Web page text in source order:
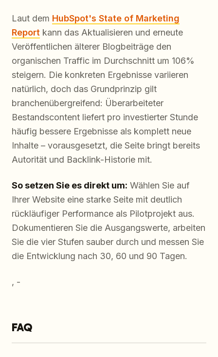
Laut dem HubSpot's State of Marketing
Report kann das Aktualisieren und erneute
Veröffentlichen älterer Blogbeiträge den
organischen Traffic im Durchschnitt um 106%
steigern. Die konkreten Ergebnisse variieren
natürlich, doch das Grundprinzip gilt
branchenübergreifend: Überarbeiteter
Bestandscontent liefert pro investierter Stunde
häufig bessere Ergebnisse als komplett neue
Inhalte – vorausgesetzt, die Seite bringt bereits
Autorität und Backlink-Historie mit.
So setzen Sie es direkt um: Wählen Sie auf
Ihrer Website eine starke Seite mit deutlich
rückläufiger Performance als Pilotprojekt aus.
Dokumentieren Sie die Ausgangswerte, arbeiten
Sie die vier Stufen sauber durch und messen Sie
die Entwicklung nach 30, 60 und 90 Tagen.
, -
FAQ